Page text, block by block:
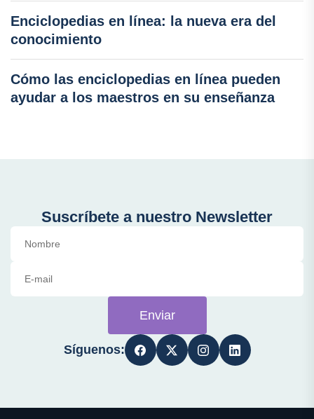
Enciclopedias en línea: la nueva era del
conocimiento
Cómo las enciclopedias en línea pueden
ayudar a los maestros en su enseñanza
Suscríbete a nuestro Newsletter
Enviar
Síguenos: